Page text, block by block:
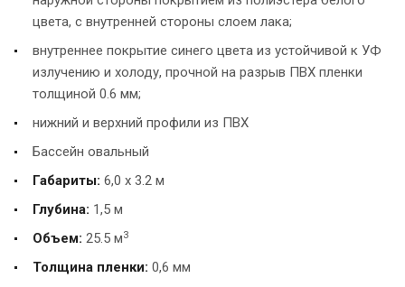
цвета, с внутренней стороны слоем лака;
внутреннее покрытие синего цвета из устойчивой к УФ
излучению и холоду, прочной на разрыв ПВХ пленки
толщиной 0.6 мм;
нижний и верхний профили из ПВХ
Бассейн овальный
Габариты: 6,0 x 3.2 м
Глубина: 1,5 м
Объем: 25.5 м3
Толщина пленки: 0,6 мм